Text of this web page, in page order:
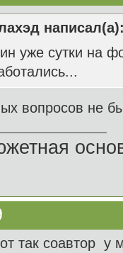
уже сутки на
вопросов не
так соавтор у